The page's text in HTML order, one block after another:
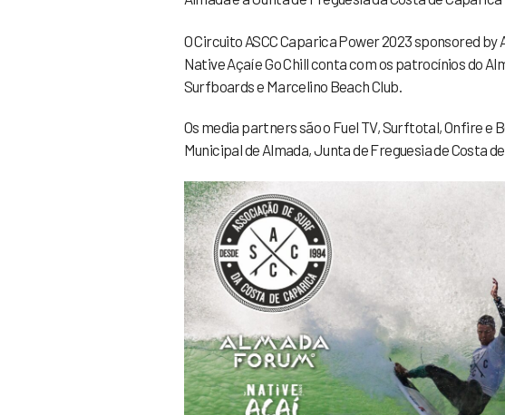
O Circuito ASCC Caparica Power 2023 sponsored
Native Açaí e Go Chill conta com os patrocínios do
Surfboards e Marcelino Beach Club.
Os media partners são o Fuel TV, Surftotal, Onfire e
Municipal de Almada, Junta de Freguesia de Costa